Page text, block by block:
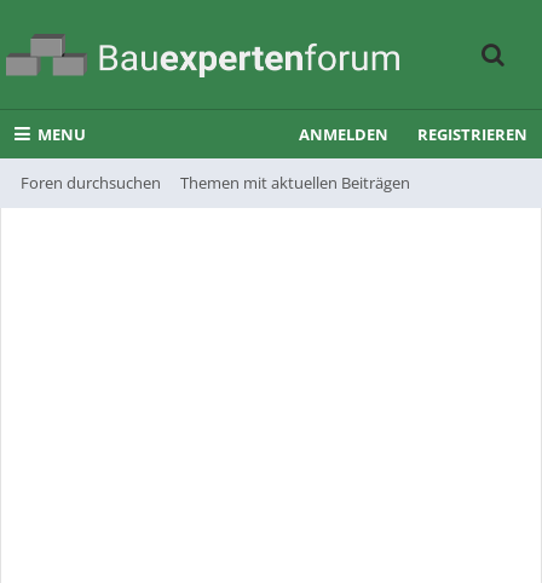
MENU
Foren durchsuchen Themen mit aktuellen Beiträgen
ANMELDEN REGISTRIEREN